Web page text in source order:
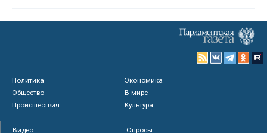
Политика
Экономика
Общество
В мире
Происшествия
Культура
Видео
Опросы